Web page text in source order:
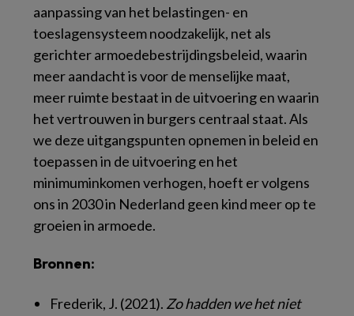
aanpassing van het belastingen- en
toeslagensysteem noodzakelijk, net als
gerichter armoedebestrijdingsbeleid, waarin
meer aandacht is voor de menselijke maat,
meer ruimte bestaat in de uitvoering en waarin
het vertrouwen in burgers centraal staat. Als
we deze uitgangspunten opnemen in beleid en
toepassen in de uitvoering en het
minimuminkomen verhogen, hoeft er volgens
ons in 2030 in Nederland geen kind meer op te
groeien in armoede.
Bronnen:
Frederik, J. (2021). Zo hadden we het niet